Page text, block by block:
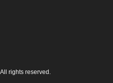
rights reserved.